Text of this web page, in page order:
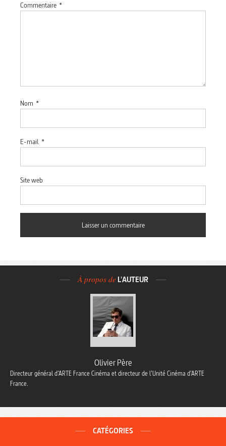
Commentaire *
Nom *
E-mail *
Site web
À propos de L'AUTEUR
Olivier Père
Directeur général d’ARTE France Cinéma et directeur de l’Unité Cinéma d’ARTE
France.
CATÉGORIES